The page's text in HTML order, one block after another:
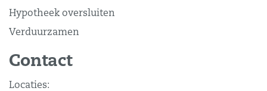
Hypotheek oversluiten
Verduurzamen
Contact
Locaties: